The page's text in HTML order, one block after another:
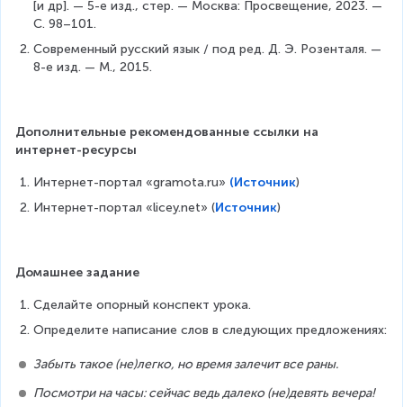
[и др]. — 5-е изд., стер. — Москва: Просвещение, 2023. —
С. 98–101.
Современный русский язык / под ред. Д. Э. Розенталя. —
8-е изд. — М., 2015.
Дополнительные рекомендованные ссылки на
интернет-ресурсы
Интернет-портал «gramota.ru» (Источник)
Интернет-портал «licey.net» (Источник)
Домашнее задание
Сделайте опорный конспект урока.
Определите написание слов в следующих предложениях:
Забыть такое (не)легко, но время залечит все раны.
Посмотри на часы: сейчас ведь далеко (не)девять вечера!